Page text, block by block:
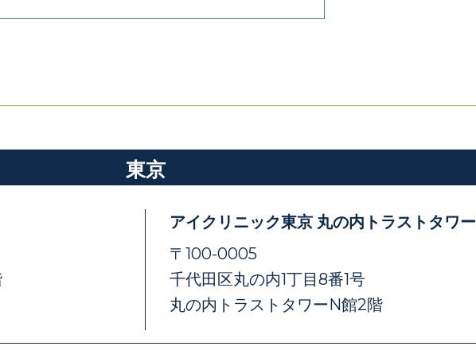
東京
アイクリニック東京 丸の内トラストタワー
〒100-0005
千代田区丸の内1丁目8番1号
丸の内トラストタワーN館2階